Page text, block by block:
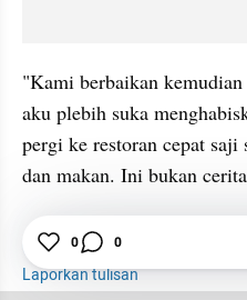
"Kami berbaikan
aku plebih suka
pergi ke restoran cepat saji
dan makan. Ini bukan
Aktris Korea Selatan
Laporkan tulisan
0 0